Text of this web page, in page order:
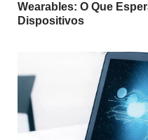
Wearables: O Que
Dispositivos